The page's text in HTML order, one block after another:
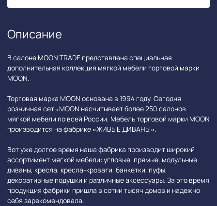
Описание
В салоне MOON TRADE представлена специальная
дополнительная коллекция мягкой мебели торговой марки
MOON.
Торговая марка MOON основана в 1994 году. Сегодня
розничная сеть MOON насчитывает более 250 салонов
мягкой мебели по всей России. Мебель торговой марки MOON
производится на фабрике «ЖИВЫЕ ДИВАНЫ».
Вот уже долгое время наша фабрика производит широкий
ассортимент мягкой мебели: угловые, прямые, модульные
диваны, кресла, кресла-кровати, банкетки, пуфы,
декоративные подушки и различные аксессуары. За это время
продукция фабрики пришла в сотни тысяч домов и надежно
себя зарекомендовала.